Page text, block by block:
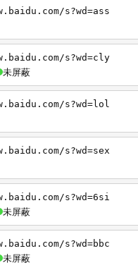
s?wd=ass
s?wd=cly
未屏蔽
s?wd=lol
s?wd=sex
s?wd=6si
未屏蔽
s?wd=bbc
未屏蔽